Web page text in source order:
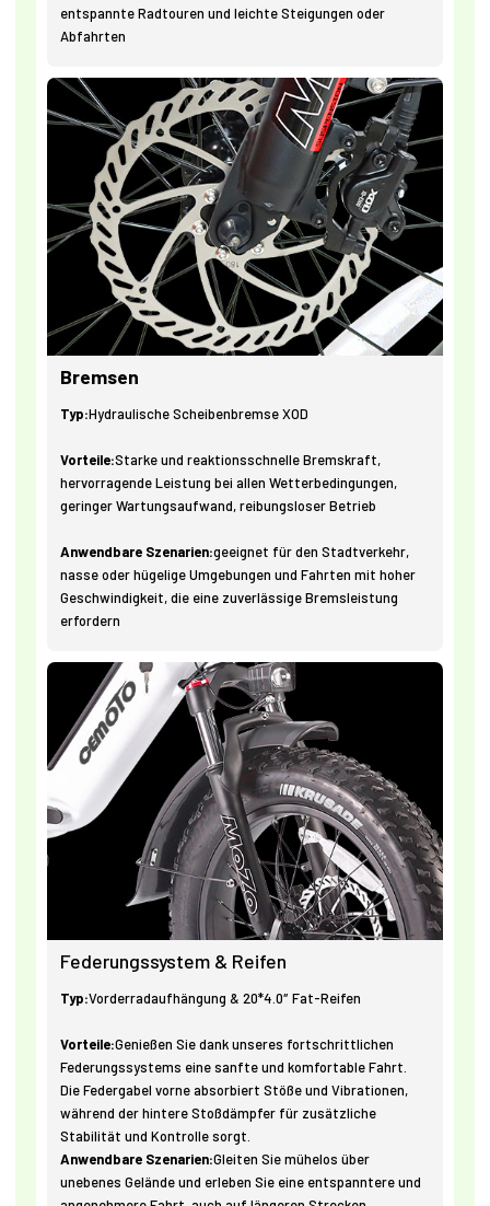
entspannte Radtouren und leichte Steigungen oder
Abfahrten
Bremsen
Typ:Hydraulische Scheibenbremse XOD
Vorteile:Starke und reaktionsschnelle Bremskraft,
hervorragende Leistung bei allen Wetterbedingungen,
geringer Wartungsaufwand, reibungsloser Betrieb
Anwendbare Szenarien:geeignet für den Stadtverkehr,
nasse oder hügelige Umgebungen und Fahrten mit hoher
Geschwindigkeit, die eine zuverlässige Bremsleistung
erfordern
Federungssystem & Reifen
Typ:Vorderradaufhängung & 20*4.0″ Fat-Reifen
Vorteile:Genießen Sie dank unseres fortschrittlichen
Federungssystems eine sanfte und komfortable Fahrt.
Die Federgabel vorne absorbiert Stöße und Vibrationen,
während der hintere Stoßdämpfer für zusätzliche
Stabilität und Kontrolle sorgt.
Anwendbare Szenarien:Gleiten Sie mühelos über
unebenes Gelände und erleben Sie eine entspanntere und